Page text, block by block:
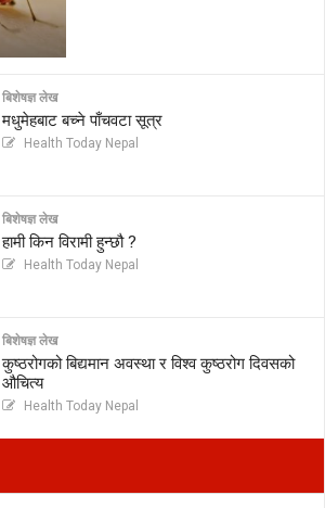
बिशेषज्ञ लेख
मधुमेहबाट बच्ने पाँचवटा सूत्र
Health Today Nepal
बिशेषज्ञ लेख
हामी किन विरामी हुन्छौ ?
Health Today Nepal
बिशेषज्ञ लेख
कुष्ठरोगको बिद्यमान अवस्था र विश्व कुष्ठरोग दिवसको
औचित्य
Health Today Nepal